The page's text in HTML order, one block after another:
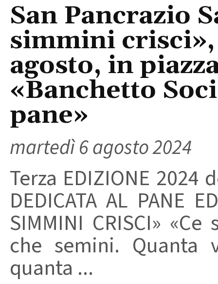
San Pancrazio
simmini
agosto, in
«Banchetto
pane»
martedì 6 agosto 2024
Terza EDIZIONE 2024
DEDICATA AL PANE
SIMMINI CRISCI»
che semini.
quanta ...